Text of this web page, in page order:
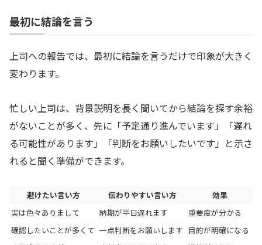
最初に結論を言う
上司への報告では、最初に結論を言うだけで印象が大きく
変わります。
忙しい上司は、背景説明を長く聞いてから結論を探す余裕
がないことが多く、先に「予定通り進んでいます」「遅れ
る可能性があります」「判断をお願いしたいです」と示さ
れると聞く準備ができます。
避けたい言い方 伝わりやすい言い方
効果
実は色々ありまして
納期が半日遅れます
重要度が分かる
確認したいことが多くて 一点判断をお願いします 目的が明確になる